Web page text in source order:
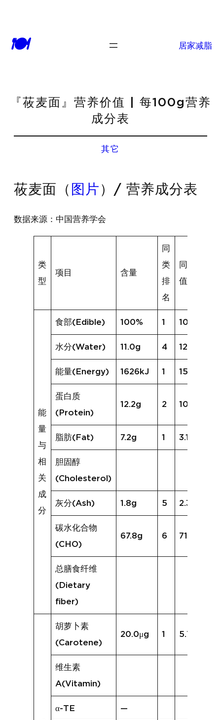
🍽 居家减脂
『莜麦面』营养价值 | 每100g营养
成分表
其它
莜麦面（ 图片 ）/ 营养成分表
数据来源：中国营养学会
类
型
项目 含量
同
类
排
名
同类均
值
能
量
与
相
关
成
分
食部(Edible) 100% 1 100%
水分(Water) 11.0g 4 12.2g
能量(Energy) 1626kJ 1 1516kJ
蛋白质
(Protein)
12.2g 2 10.9g
脂肪(Fat) 7.2g 1 3.1g
胆固醇
(Cholesterol)
灰分(Ash) 1.8g 5 2.3g
碳水化合物
(CHO)
67.8g 6 71.6g
总膳食纤维
(Dietary
fiber)
胡萝卜素
(Carotene)
20.0μg 1 5.7μg
维生素
A(Vitamin)
α-TE —